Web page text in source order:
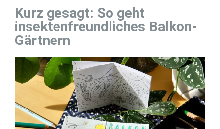
Kurz gesagt: So geht
insektenfreundliches Balkon-
Gärtnern